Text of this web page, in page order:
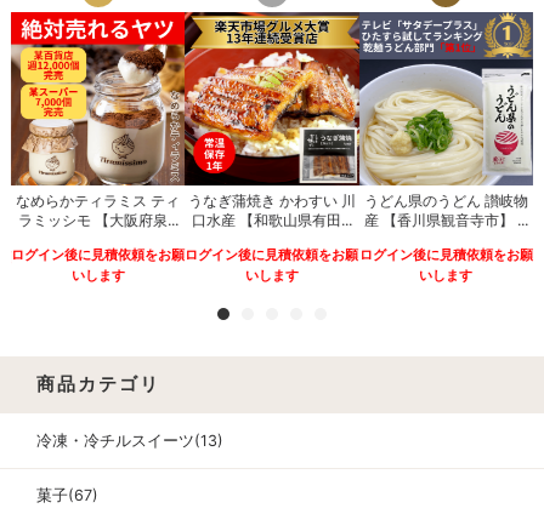
なめらかティラミス ティ
ラミッシモ 【大阪府泉...
ログイン後に見積依頼をお願
いします
うなぎ蒲焼き かわすい 川
口水産 【和歌山県有田...
ログイン後に見積依頼をお願
いします
うどん県のうどん 讃岐物
産 【香川県観音寺市】 ...
ログイン後に見積依頼をお願
いします
商品カテゴリ
冷凍・冷チルスイーツ(13)
菓子(67)